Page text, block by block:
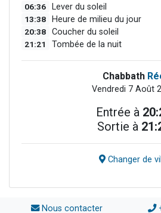
06:36 Lever du soleil
13:38 Heure de milieu du jour
20:38 Coucher du soleil
21:21 Tombée de la nuit
Chabbath
Vendredi 7 Août
Entrée à
Sortie à
Changer de
Nous contacter